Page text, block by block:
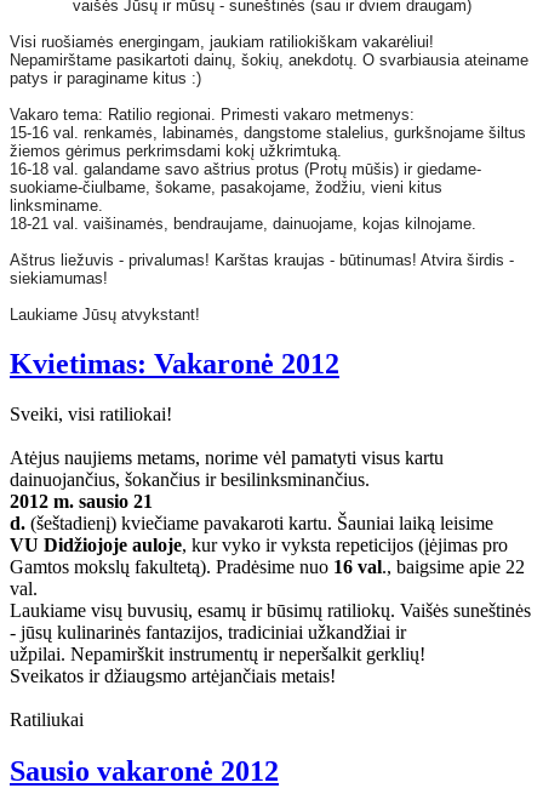
vaišės Jūsų ir mūsų - suneštinės (sau ir dviem draugam)
Visi ruošiamės energingam, jaukiam ratiliokiškam vakarėliui!
Nepamirštame pasikartoti dainų, šokių, anekdotų. O svarbiausia ateiname
patys ir paraginame kitus :)
Vakaro tema: Ratilio regionai. Primesti vakaro metmenys:
15-16 val. renkamės, labinamės, dangstome stalelius, gurkšnojame šiltus
žiemos gėrimus perkrimsdami kokį užkrimtuką.
16-18 val. galandame savo aštrius protus (Protų mūšis) ir giedame-
suokiame-čiulbame, šokame, pasakojame, žodžiu, vieni kitus
linksminame.
18-21 val. vaišinamės, bendraujame, dainuojame, kojas kilnojame.
Aštrus liežuvis - privalumas! Karštas kraujas - būtinumas! Atvira širdis -
siekiamumas!
Laukiame Jūsų atvykstant!
Kvietimas: Vakaronė 2012
Sveiki, visi ratiliokai!
Atėjus naujiems metams, norime vėl pamatyti visus kartu
dainuojančius, šokančius ir besilinksminančius.
2012 m. sausio 21
d. (šeštadienį) kviečiame pavakaroti kartu. Šauniai laiką leisime
VU Didžiojoje auloje, kur vyko ir vyksta repeticijos (įėjimas pro
Gamtos mokslų fakultetą). Pradėsime nuo 16 val., baigsime apie 22
val.
Laukiame visų buvusių, esamų ir būsimų ratiliokų. Vaišės suneštinės
- jūsų kulinarinės fantazijos, tradiciniai užkandžiai ir
užpilai. Nepamirškit instrumentų ir neperšalkit gerklių!
Sveikatos ir džiaugsmo artėjančiais metais!
Ratiliukai
Sausio vakaronė 2012